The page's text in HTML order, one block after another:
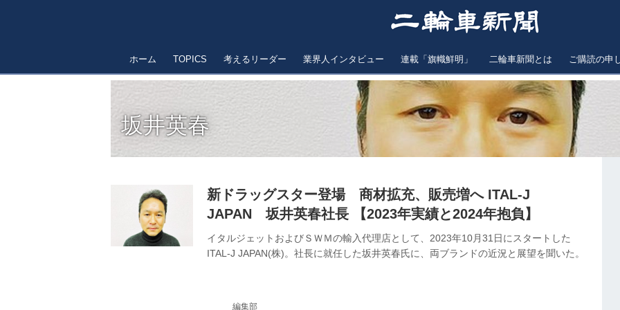
ホーム TOPICS 考えるリーダー 業界人インタビュー 連載「旗幟鮮明」 二輪車新聞とは ご購読の申
坂井英春
新ドラッグスター登場 商材拡充、販売増へ ITAL‐J
JAPAN 坂井英春社長 【2023年実績と2024年抱負】
イタルジェットおよびＳＷＭの輸入代理店として、2023年10月31日にスタートした
ITAL‐J JAPAN(株)。社長に就任した坂井英春氏に、両ブランドの近況と展望を聞いた。
編集部